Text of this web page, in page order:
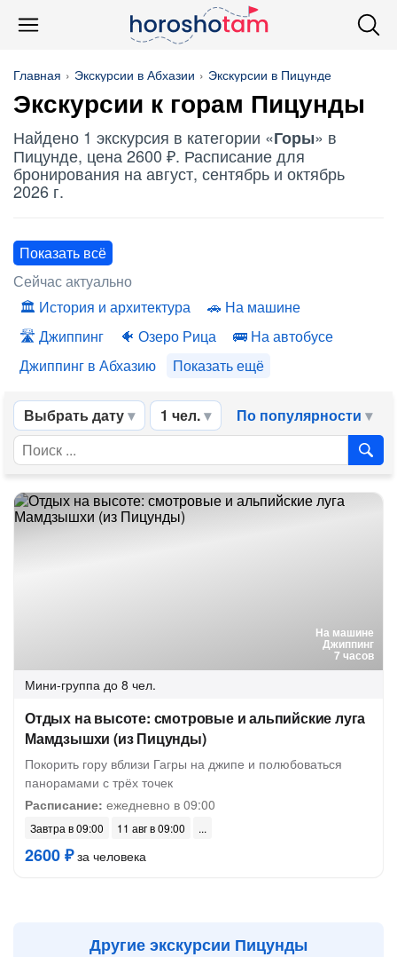
Главная Экскурсии в Абхазии Экскурсии в Пицунде
Экскурсии к горам Пицунды
Найдено 1 экскурсия в категории «Горы» в
Пицунде, цена 2600 ₽. Расписание для
бронирования на август, сентябрь и октябрь
2026 г.
Показать всё
Сейчас актуально
История и архитектура
На машине
Джиппинг
Озеро Рица
На автобусе
Джиппинг в Абхазию
Показать ещё
Выбрать дату 1 чел. По популярности
На машине
Джиппинг
7 часов
Мини-группа до 8 чел.
Отдых на высоте: смотровые и альпийские луга
Мамдзышхи (из Пицунды)
Покорить гору вблизи Гагры на джипе и полюбоваться
панорамами с трёх точек
Расписание: ежедневно в 09:00
Завтра в 09:00 11 авг в 09:00
2600 ₽за человека
Другие экскурсии Пицунды